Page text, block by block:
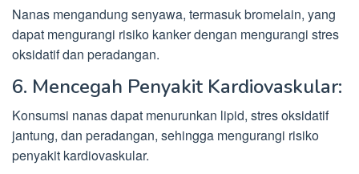
Nanas mengandung senyawa, termasuk bromelain, yang
dapat mengurangi risiko kanker dengan mengurangi stres
oksidatif dan peradangan.
6. Mencegah Penyakit Kardiovaskular:
Konsumsi nanas dapat menurunkan lipid, stres oksidatif
jantung, dan peradangan, sehingga mengurangi risiko
penyakit kardiovaskular.